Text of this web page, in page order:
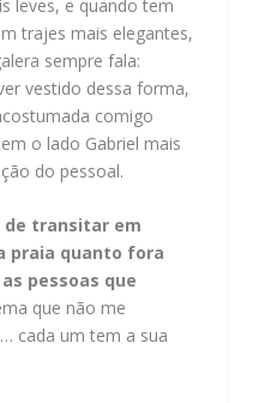
leves, e quando tem
trajes mais elegantes,
sempre fala:
vestido dessa forma,
comigo
o lado Gabriel mais
do pessoal.
de transitar em
praia quanto fora
pessoas que
que não me
cada um tem a sua